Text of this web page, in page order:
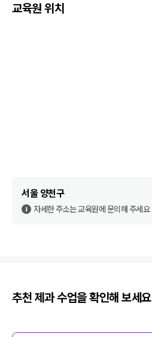
교육원 위치
서울 양천구
자세한 주소는 교육원에 문의해 주세요
추천 제과수업을 확인해 보세요